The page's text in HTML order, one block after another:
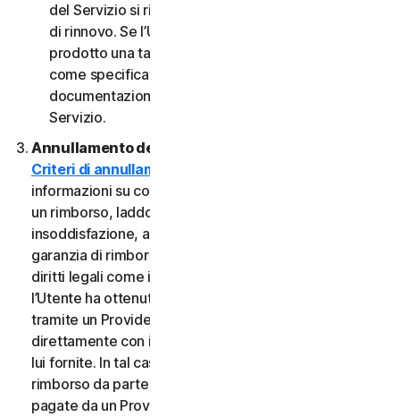
del Servizio si rinnoverà automaticamente alla data
di rinnovo. Se l’Utente dispone di un servizio o di un
prodotto una tantum, il Periodo del servizio durerà
come specificato nella Documentazione o nella
documentazione applicabile dal Provider del
Servizio.
Annullamento del Servizio.
Criteri di annullamento e di rimborso
informazioni su come annullare il contratto e ottenere
un rimborso, laddove applicabile. In caso di
insoddisfazione, alcuni Servizi possono includere una
garanzia di rimborso, indipendentemente da eventuali
diritti legali come i diritti di recesso. Tuttavia, se
l’Utente ha ottenuto il diritto di utilizzare il Servizio
tramite un Provider e desidera annullarlo, deve farlo
direttamente con il Provider, seguendo le istruzioni da
lui fornite. In tal caso, non si ha diritto a nessun
rimborso da parte nostra di eventuali commissioni
pagate da un Provider.